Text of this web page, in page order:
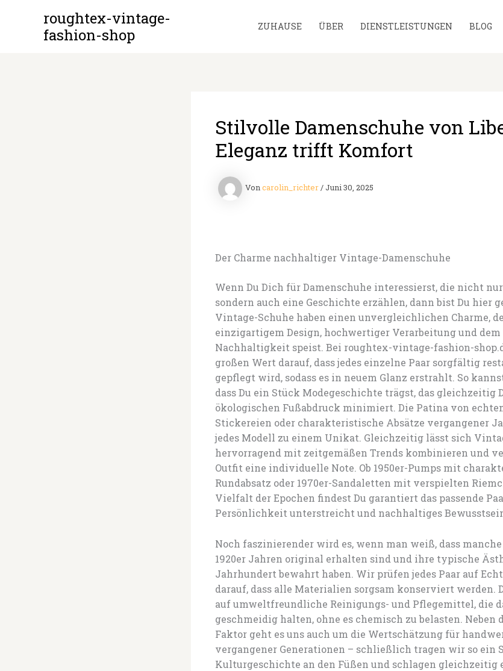
roughtex-vintage-
fashion-shop
ZUHAUSE ÜBER DIENSTLEISTUNGEN BLOG
Stilvolle Damenschuhe von
Eleganz trifft Komfort
Voncarolin_richter/ Juni 30, 2025
Der Charme nachhaltiger Vintage-Damenschuhe
Wenn Du Dich für Damenschuhe interessierst, die nicht
sondern auch eine Geschichte erzählen, dann bist Du hier
Vintage-Schuhe haben einen unvergleichlichen Charme,
einzigartigem Design, hochwertiger Verarbeitung und dem
Nachhaltigkeit speist. Bei roughtex-vintage-fashion-
großen Wert darauf, dass jedes einzelne Paar sorgfältig
gepflegt wird, sodass es in neuem Glanz erstrahlt. So
dass Du ein Stück Modegeschichte trägst, das gleichzeitig
ökologischen Fußabdruck minimiert. Die Patina von
Stickereien oder charakteristische Absätze vergangener
jedes Modell zu einem Unikat. Gleichzeitig lässt sich
hervorragend mit zeitgemäßen Trends kombinieren und
Outfit eine individuelle Note. Ob 1950er-Pumps mit
Rundabsatz oder 1970er-Sandaletten mit verspielten
Vielfalt der Epochen findest Du garantiert das passende
Persönlichkeit unterstreicht und nachhaltiges
Noch faszinierender wird es, wenn man weiß, dass
1920er Jahren original erhalten sind und ihre typische
Jahrhundert bewahrt haben. Wir prüfen jedes Paar auf
darauf, dass alle Materialien sorgsam konserviert werden.
auf umweltfreundliche Reinigungs- und Pflegemittel, die
geschmeidig halten, ohne es chemisch zu belasten. Neben
Faktor geht es uns auch um die Wertschätzung für
vergangener Generationen – schließlich tragen wir so ein
Kulturgeschichte an den Füßen und schlagen gleichzeitig